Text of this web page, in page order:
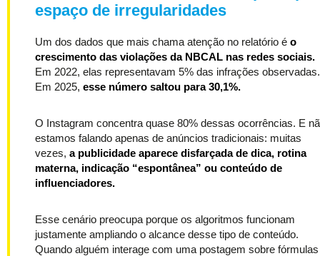
espaço de irregularidades
Um dos dados que mais chama atenção no relatório é o
crescimento das violações da NBCAL nas redes sociais.
Em 2022, elas representavam 5% das infrações observadas.
Em 2025, esse número saltou para 30,1%.
O Instagram concentra quase 80% dessas ocorrências. E
estamos falando apenas de anúncios tradicionais: muitas
vezes, a publicidade aparece disfarçada de dica, rotina
materna, indicação “espontânea” ou conteúdo de
influenciadores.
Esse cenário preocupa porque os algoritmos funcionam
justamente ampliando o alcance desse tipo de conteúdo.
Quando alguém interage com uma postagem sobre fórmulas